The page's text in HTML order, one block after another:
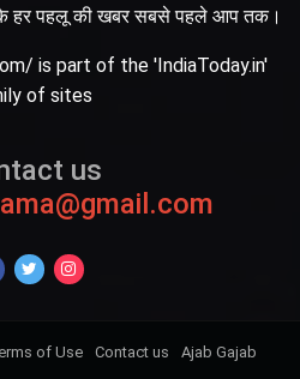
के हर पहलू की खबर सबसे पहले आप तक।
is part of the 'IndiaToday.in'
of sites
us
of Use Contact us
Ajab Gajab